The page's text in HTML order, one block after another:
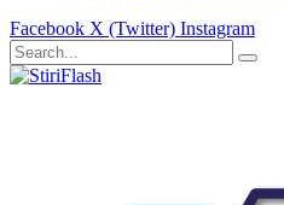
Facebook X (Twitter) Instagram